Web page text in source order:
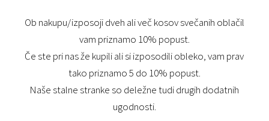
Ob nakupu/izposoji dveh ali več kosov svečanih oblačil
vam priznamo 10% popust.
Če ste pri nas že kupili ali si izposodili obleko, vam prav
tako priznamo 5 do 10% popust.
Naše stalne stranke so deležne tudi drugih dodatnih
ugodnosti.